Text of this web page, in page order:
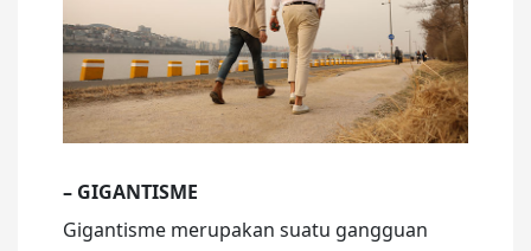
– GIGANTISME
Gigantisme merupakan suatu gangguan